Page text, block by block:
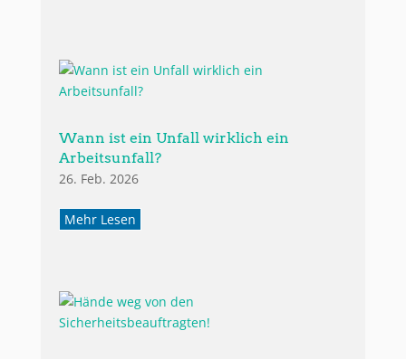
Wann ist ein Unfall wirklich ein
Arbeitsunfall?
26. Feb. 2026
Mehr Lesen